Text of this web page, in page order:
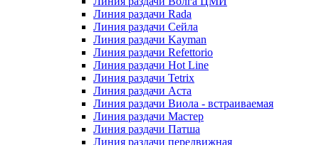
Линия раздачи Rada
Линия раздачи Сейла
Линия раздачи Kayman
Линия раздачи Refettorio
Линия раздачи Hot Line
Линия раздачи Tetrix
Линия раздачи Аста
Линия раздачи Виола - встраиваемая
Линия раздачи Мастер
Линия раздачи Патша
Линия раздачи передвижная